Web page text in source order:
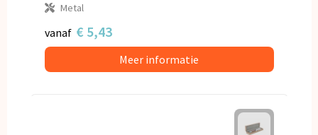
Metal
vanaf € 5,43
Meer informatie